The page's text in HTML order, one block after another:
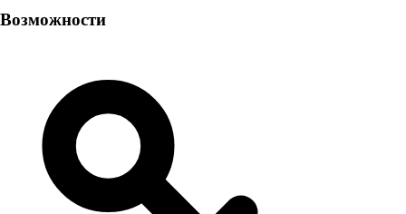
Возможности